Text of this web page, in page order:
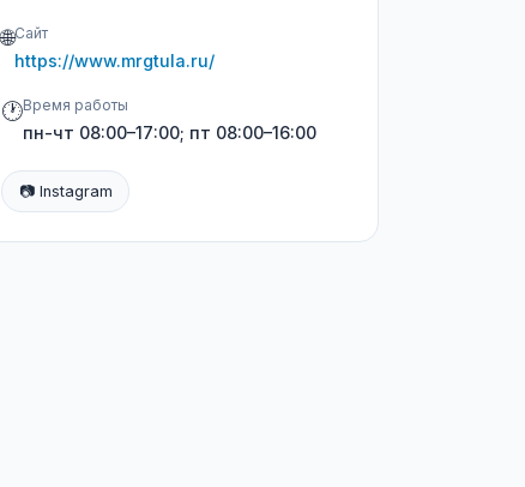
🌐Сайт
https://www.mrgtula.ru/
🕐Время работы
пн-чт 08:00–17:00; пт 08:00–16:00
📷 Instagram